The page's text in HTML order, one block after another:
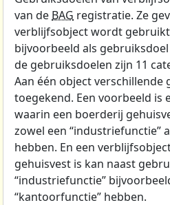
van de BAG registratie. Ze
verblijfsobject wordt
bijvoorbeeld als
de gebruiksdoelen zijn 11
Aan één object
toegekend. Een voorbeeld is
waarin een boerderij
zowel een “industriefunctie”
hebben. En een
gehuisvest is kan naast
“industriefunctie”
“kantoorfunctie” hebben.